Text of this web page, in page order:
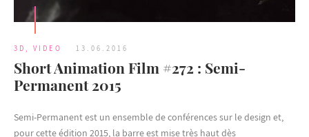
3D VIDEO 13.06.2016
Short Animation Film #272 : Semi-
Permanent 2015
Semi-Permanent est un ensemble de conférences sur le design et,
pour cette édition 2015, la barre est mise très haut dès